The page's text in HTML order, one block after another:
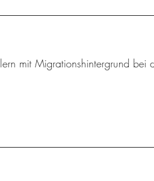
mit Migrationshintergrund bei